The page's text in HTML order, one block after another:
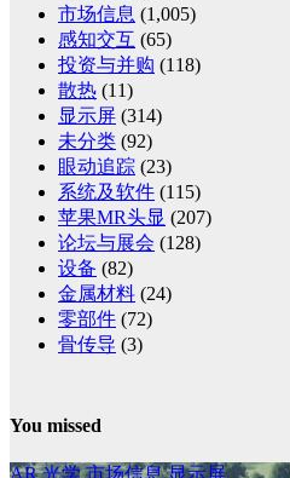
市场信息 (1,005)
感知交互 (65)
投资与并购 (118)
散热 (11)
显示屏 (314)
未分类 (92)
眼动追踪 (23)
系统及软件 (115)
苹果MR头显 (207)
论坛与展会 (128)
设备 (82)
金属材料 (24)
零部件 (72)
骨传导 (3)
You missed